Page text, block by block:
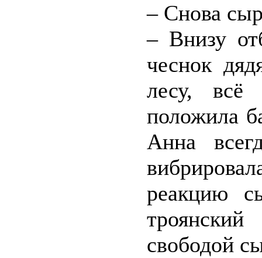
– Снова
– Внизу
чеснок
лесу, всё
положила
Анна
реакцию
свободой